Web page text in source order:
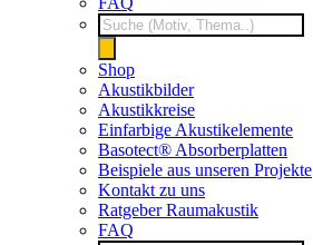
Products
search
Shop
Akustikbilder
Akustikkreise
Einfarbige Akustikelemente
Basotect® Absorberplatten
Beispiele aus unseren Projekte
Kontakt zu uns
Ratgeber Raumakustik
FAQ